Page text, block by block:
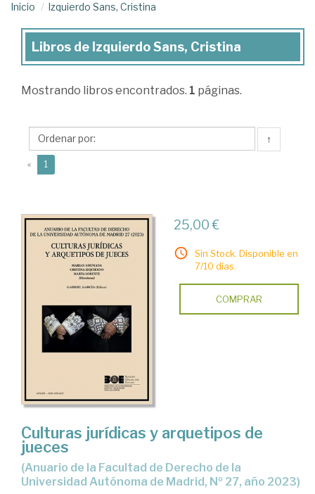
Inicio Izquierdo Sans, Cristina
Libros
Izquierdo
Cristina
Libros de Izquierdo Sans, Cristina
Mostrando libros encontrados. 1 páginas.
↑
« 1
25,00 €
Sin Stock. Disponible en
7/10 días.
COMPRAR
Culturas jurídicas y arquetipos de
jueces
(Anuario de la Facultad de Derecho de la
Universidad Autónoma de Madrid, Nº 27, año 2023)